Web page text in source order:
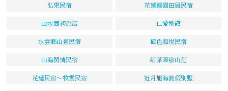
弘果民宿 花蓮歸園田居民宿
山水商務旅店 仁愛別館
水雲鄉山景民宿 藍色海悅民宿
山海閑情民宿 紅葉溫泉山莊
花蓮民宿～牧雲民宿 近月旭海渡假別墅